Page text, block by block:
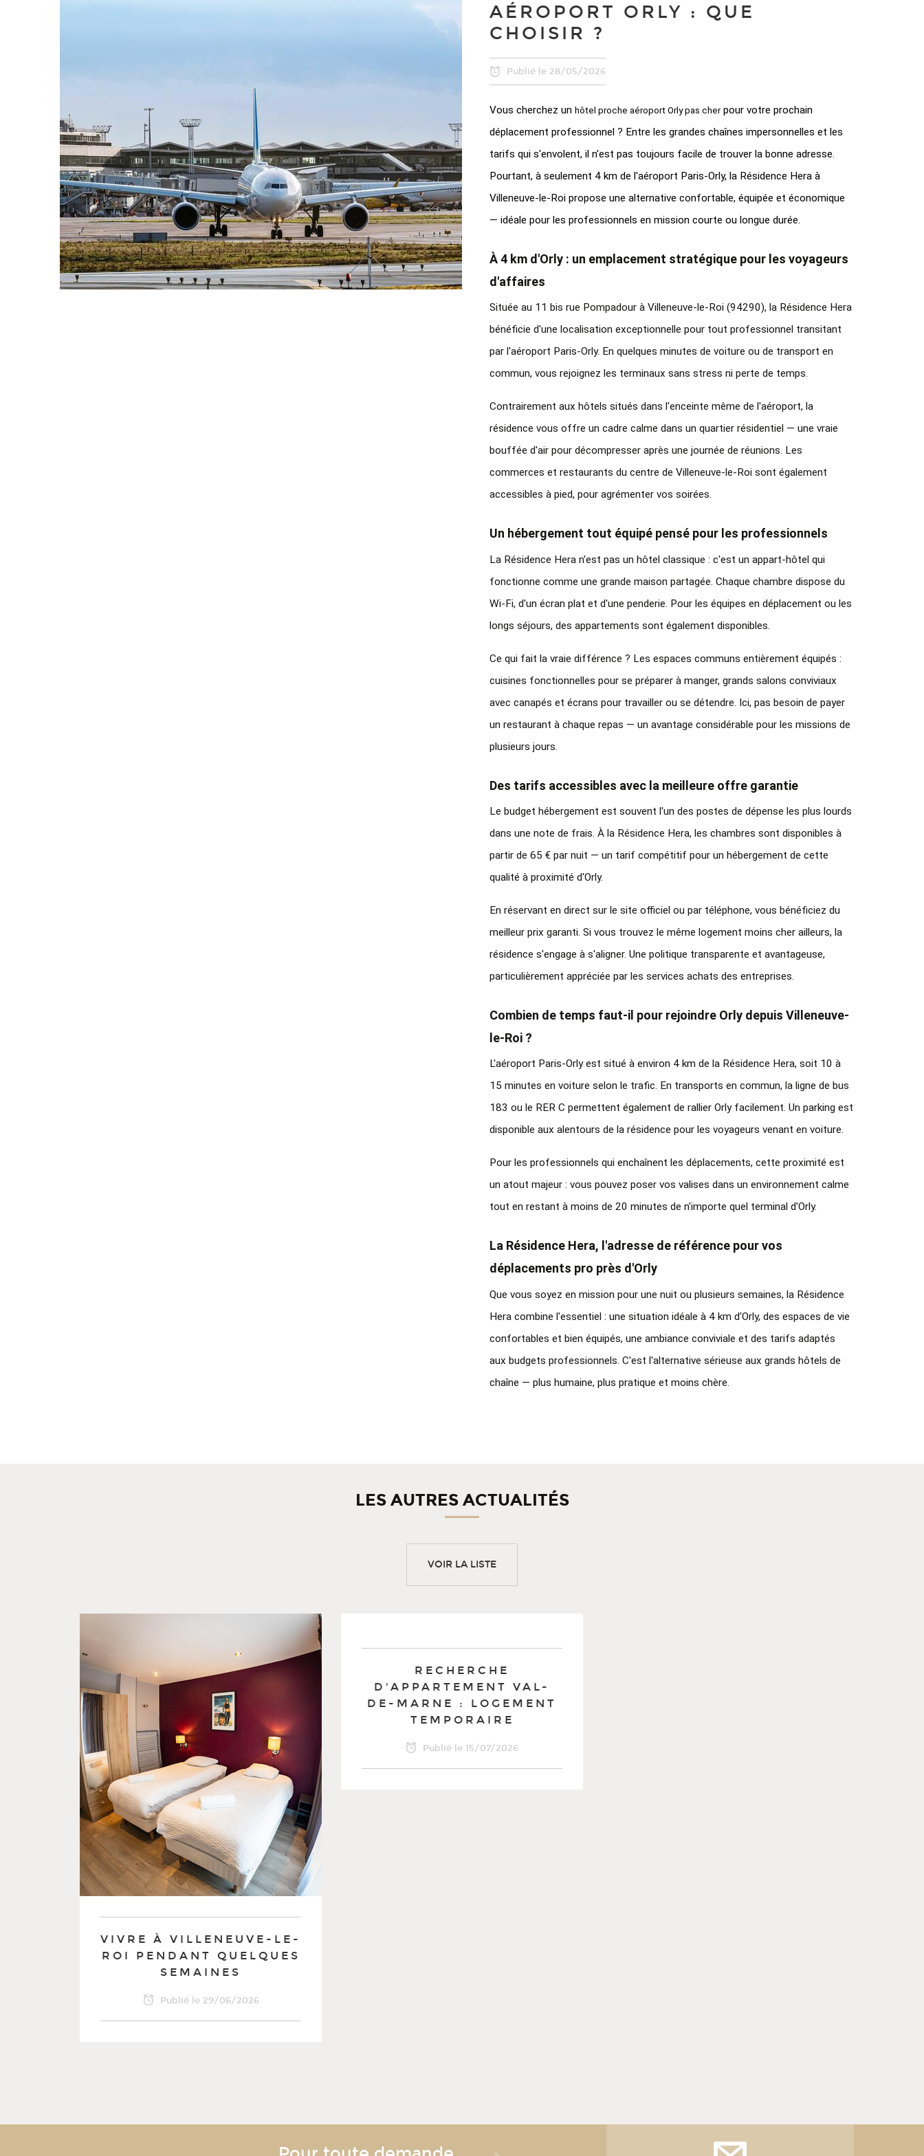
AÉROPORT ORLY : QUE
CHOISIR ?
Publié le 28/05/2026
Vous cherchez un hôtel proche aéroport Orly pas cher pour votre prochain
déplacement professionnel ? Entre les grandes chaînes impersonnelles et les
tarifs qui s'envolent, il n'est pas toujours facile de trouver la bonne adresse.
Pourtant, à seulement 4 km de l'aéroport Paris-Orly, la Résidence Hera à
Villeneuve-le-Roi propose une alternative confortable, équipée et économique
— idéale pour les professionnels en mission courte ou longue durée.
À 4 km d'Orly : un emplacement stratégique pour les voyageurs
d'affaires
Située au 11 bis rue Pompadour à Villeneuve-le-Roi (94290), la Résidence Hera
bénéficie d'une localisation exceptionnelle pour tout professionnel transitant
par l'aéroport Paris-Orly. En quelques minutes de voiture ou de transport en
commun, vous rejoignez les terminaux sans stress ni perte de temps.
Contrairement aux hôtels situés dans l'enceinte même de l'aéroport, la
résidence vous offre un cadre calme dans un quartier résidentiel — une vraie
bouffée d'air pour décompresser après une journée de réunions. Les
commerces et restaurants du centre de Villeneuve-le-Roi sont également
accessibles à pied, pour agrémenter vos soirées.
Un hébergement tout équipé pensé pour les professionnels
La Résidence Hera n'est pas un hôtel classique : c'est un appart-hôtel qui
fonctionne comme une grande maison partagée. Chaque chambre dispose du
Wi-Fi, d'un écran plat et d'une penderie. Pour les équipes en déplacement ou les
longs séjours, des appartements sont également disponibles.
Ce qui fait la vraie différence ? Les espaces communs entièrement équipés :
cuisines fonctionnelles pour se préparer à manger, grands salons conviviaux
avec canapés et écrans pour travailler ou se détendre. Ici, pas besoin de payer
un restaurant à chaque repas — un avantage considérable pour les missions de
plusieurs jours.
Des tarifs accessibles avec la meilleure offre garantie
Le budget hébergement est souvent l'un des postes de dépense les plus lourds
dans une note de frais. À la Résidence Hera, les chambres sont disponibles à
partir de 65 € par nuit — un tarif compétitif pour un hébergement de cette
qualité à proximité d'Orly.
En réservant en direct sur le site officiel ou par téléphone, vous bénéficiez du
meilleur prix garanti. Si vous trouvez le même logement moins cher ailleurs, la
résidence s'engage à s'aligner. Une politique transparente et avantageuse,
particulièrement appréciée par les services achats des entreprises.
Combien de temps faut-il pour rejoindre Orly depuis Villeneuve-
le-Roi ?
L'aéroport Paris-Orly est situé à environ 4 km de la Résidence Hera, soit 10 à
15 minutes en voiture selon le trafic. En transports en commun, la ligne de bus
183 ou le RER C permettent également de rallier Orly facilement. Un parking est
disponible aux alentours de la résidence pour les voyageurs venant en voiture.
Pour les professionnels qui enchaînent les déplacements, cette proximité est
un atout majeur : vous pouvez poser vos valises dans un environnement calme
tout en restant à moins de 20 minutes de n'importe quel terminal d'Orly.
La Résidence Hera, l'adresse de référence pour vos
déplacements pro près d'Orly
Que vous soyez en mission pour une nuit ou plusieurs semaines, la Résidence
Hera combine l'essentiel : une situation idéale à 4 km d'Orly, des espaces de vie
confortables et bien équipés, une ambiance conviviale et des tarifs adaptés
aux budgets professionnels. C'est l'alternative sérieuse aux grands hôtels de
chaîne — plus humaine, plus pratique et moins chère.
LES AUTRES ACTUALITÉS
VOIR LA LISTE
VIVRE À VILLENEUVE-LE-
ROI PENDANT QUELQUES
SEMAINES
Publié le 29/06/2026
RECHERCHE
D'APPARTEMENT VAL-
DE-MARNE : LOGEMENT
TEMPORAIRE
Publié le 15/07/2026